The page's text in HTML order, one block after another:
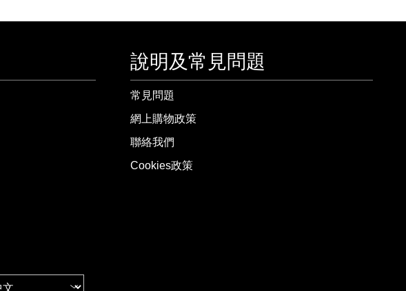
說明及常見問題
常見問題
網上購物政策
聯絡我們
Cookies政策